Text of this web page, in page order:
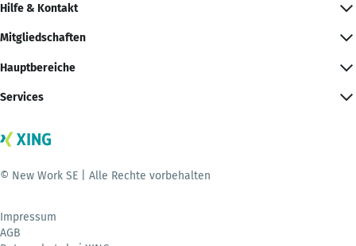
Hilfe & Kontakt
Mitgliedschaften
Hauptbereiche
Services
© New Work SE | Alle Rechte vorbehalten
Impressum
AGB